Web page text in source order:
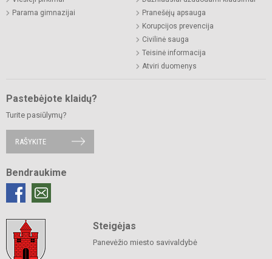
Parama gimnazijai
Pranešėjų apsauga
Korupcijos prevencija
Civilinė sauga
Teisinė informacija
Atviri duomenys
Pastebėjote klaidų?
Turite pasiūlymų?
RAŠYKITE
Bendraukime
Steigėjas
Panevėžio miesto savivaldybė